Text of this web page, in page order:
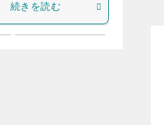
続きを読む